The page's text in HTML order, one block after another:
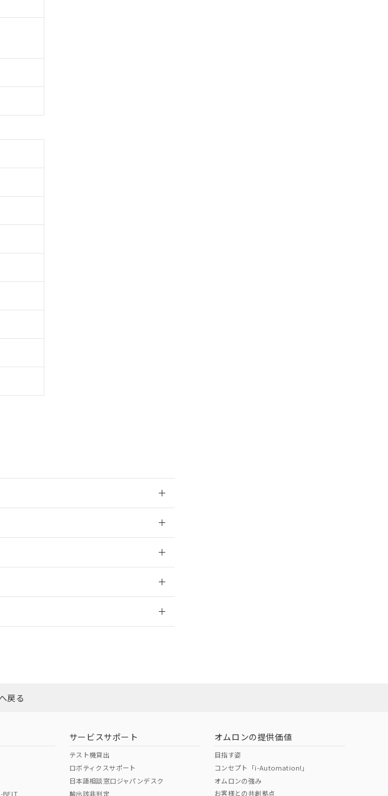
リカ
またはお客様担当のオムロン制御機器販売店・
リストについて、当社および当社の共同利用者
商談に必要な範囲で利用することをご了承くだ
があります。
遡って非含有を証明するものではありません。
、対応完了までの期間は出荷製品に未対応品が
とを示します。
2および3の内容を当該第三者に通知します。
ない機種
戻る
サービスサポート
テスト機貸出
ロボティクスサポート
日本語相談窓口ジャパンデスク
輸出該非判定
オムロンの提供価値
目指す姿
コンセプト「i-Automation!」
オムロンの強み
お客様との共創拠点